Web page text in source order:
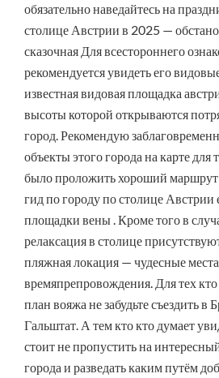
обязательно наведайтесь на
столице Австрии в 2025 —
сказочная Для всестороннего
рекомендуется увидеть его
известная видовая площадка
высоты которой открываются
город. Рекомендую
объекты этого города на карте
было проложить хороший
гид по городу по столице Австрии
площадки вены . Кроме того в
релаксация в столице
пляжная локация — чудесные
времяпрепровождения. Для тех кто
план вояжа не забудьте съездить в
Гальштат. А тем кто кто думает
стоит не пропустить на
города и разведать каким путём